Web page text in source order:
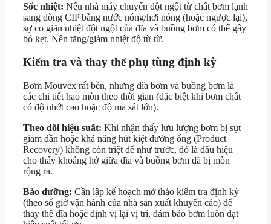
Sốc nhiệt: Nếu nhà máy chuyển đột ngột từ chất bơm lạnh
sang dòng CIP bằng nước nóng/hơi nóng (hoặc ngược lại),
sự co giãn nhiệt đột ngột của đĩa và buồng bơm có thể gây
bó kẹt. Nên tăng/giảm nhiệt độ từ từ.
Kiểm tra và thay thế phụ tùng định kỳ
Bơm Mouvex rất bền, nhưng đĩa bơm và buồng bơm là
các chi tiết hao mòn theo thời gian (đặc biệt khi bơm chất
có độ nhớt cao hoặc độ ma sát lớn).
Theo dõi hiệu suất: Khi nhận thấy lưu lượng bơm bị sụt
giảm dần hoặc khả năng hút kiệt đường ống (Product
Recovery) không còn triệt để như trước, đó là dấu hiệu
cho thấy khoảng hở giữa đĩa và buồng bơm đã bị mòn
rộng ra.
Bảo dưỡng: Cần lập kế hoạch mở tháo kiểm tra định kỳ
(theo số giờ vận hành của nhà sản xuất khuyến cáo) để
thay thế đĩa hoặc định vị lại vị trí, đảm bảo bơm luôn đạt